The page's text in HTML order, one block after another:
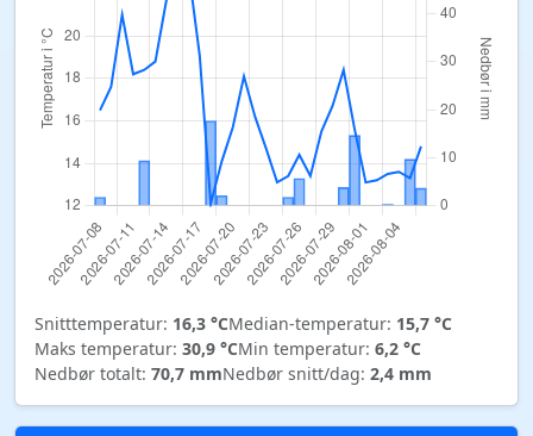
Snitttemperatur: 16,3 °CMedian-temperatur: 15,7 °C
Maks temperatur: 30,9 °CMin temperatur: 6,2 °C
Nedbør totalt: 70,7 mmNedbør snitt/dag: 2,4 mm